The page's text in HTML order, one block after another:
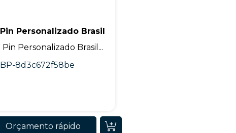
Pin Personalizado Brasil
Pin Personalizado Brasil...
BP-8d3c672f58be
Orçamento rápido
Eu concordo em receber comunicações.
privacidade, utilizaremos seus dados apenas para fins de
Iniciar conversa